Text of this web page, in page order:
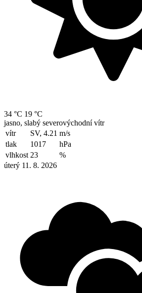
34 °C 19 °C
jasno, slabý severovýchodní vítr
vítr
SV, 4.21 m/s
tlak
1017
hPa
vlhkost 23
%
úterý 11. 8. 2026